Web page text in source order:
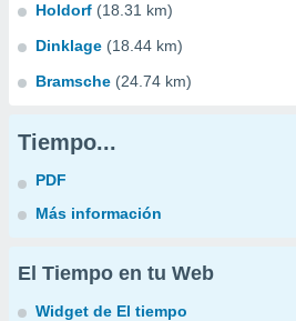
Holdorf (18.31 km)
Dinklage (18.44 km)
Bramsche (24.74 km)
Tiempo...
PDF
Más información
El Tiempo en tu Web
Widget de El tiempo